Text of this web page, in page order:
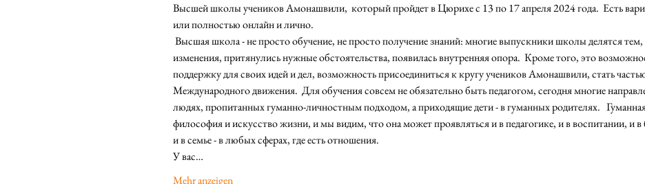
Высшей школы учеников Амонашвили,  который пройдет в Цюрихе c 13 по 17 апреля 2024 года.  Есть
или полностью онлайн и лично.
Высшая школа - не просто обучение, не просто получение знаний: многие выпускники школы делятся
изменения, притянулись нужные обстоятельства, появилась внутренняя опора.  Кроме того, это
поддержку для своих идей и дел, возможность присоединиться к кругу учеников Амонашвили, стать
Международного движения.  Для обучения совсем не обязательно быть педагогом, сегодня многие
людях, пропитанных гуманно-личностным подходом, а приходящие дети - в гуманных родителях.
философия и искусство жизни, и мы видим, что она может проявляться и в педагогике, и в воспитании, и в
и в семье - в любых сферах, где есть отношения.
У вас…
Mehr anzeigen